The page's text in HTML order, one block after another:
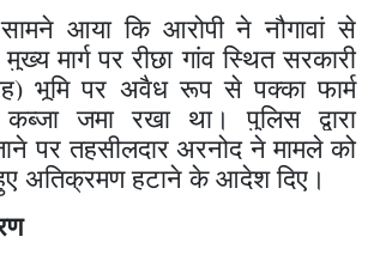
आया कि आरोपी ने नौगावां से
मार्ग पर रीछा गांव स्थित सरकारी
भूमि पर अवैध रूप से पक्का फार्म
जमा रखा था। पुलिस द्वारा
पर तहसीलदार अरनोद ने मामले को
अतिक्रमण हटाने के आदेश दिए।